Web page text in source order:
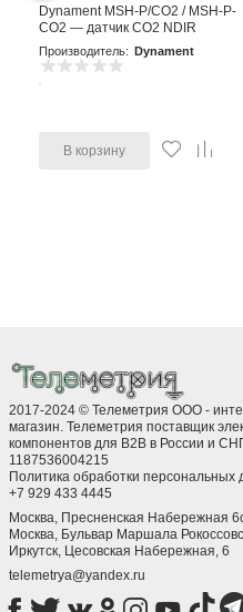
Dynament MSH-P/CO2 / MSH-P-
CO2 — датчик CO2 NDIR
Производитель: Dynament
В корзину
2017-2024 © Телеметрия ООО -
магазин. Телеметрия поставщик
компонентов для B2B в России и
1187536004215
Политика обработки персональных
+7 929 433 4445
Москва, Пресненская Набережная
Москва, ​Бульвар Маршала
Иркутск, ​Цесовская Набережная, 6
telemetrya@yandex.ru